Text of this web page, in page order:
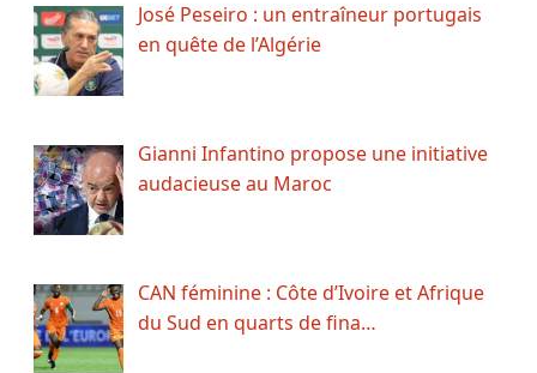
José Peseiro : un entraîneur portugais
en quête de l’Algérie
Gianni Infantino propose une initiative
audacieuse au Maroc
CAN féminine : Côte d’Ivoire et Afrique
du Sud en quarts de fina…